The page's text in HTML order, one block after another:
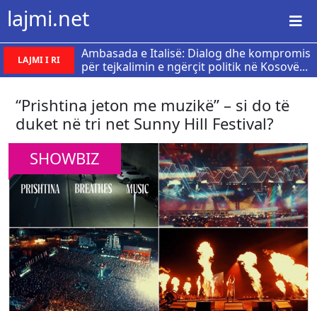
lajmi.net
LAJMI I RI
Ambasada e Italisë: Dialog dhe kompromis
për tejkalimin e ngërçit politik në Kosovë...
“Prishtina jeton me muzikë” – si do të
duket në tri net Sunny Hill Festival?
SHOWBIZ